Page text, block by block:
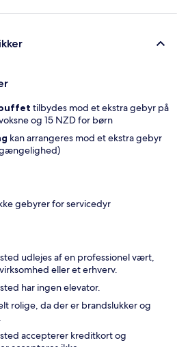
tilbydes mod et ekstra gebyr på
og 15 NZD for børn
kan arrangeres mod et ekstra gebyr
gebyrer for servicedyr
udlejes af en professionel vært,
eller et erhverv.
har ingen elevator.
rolige, da der er brandslukker og
accepterer kreditkort og